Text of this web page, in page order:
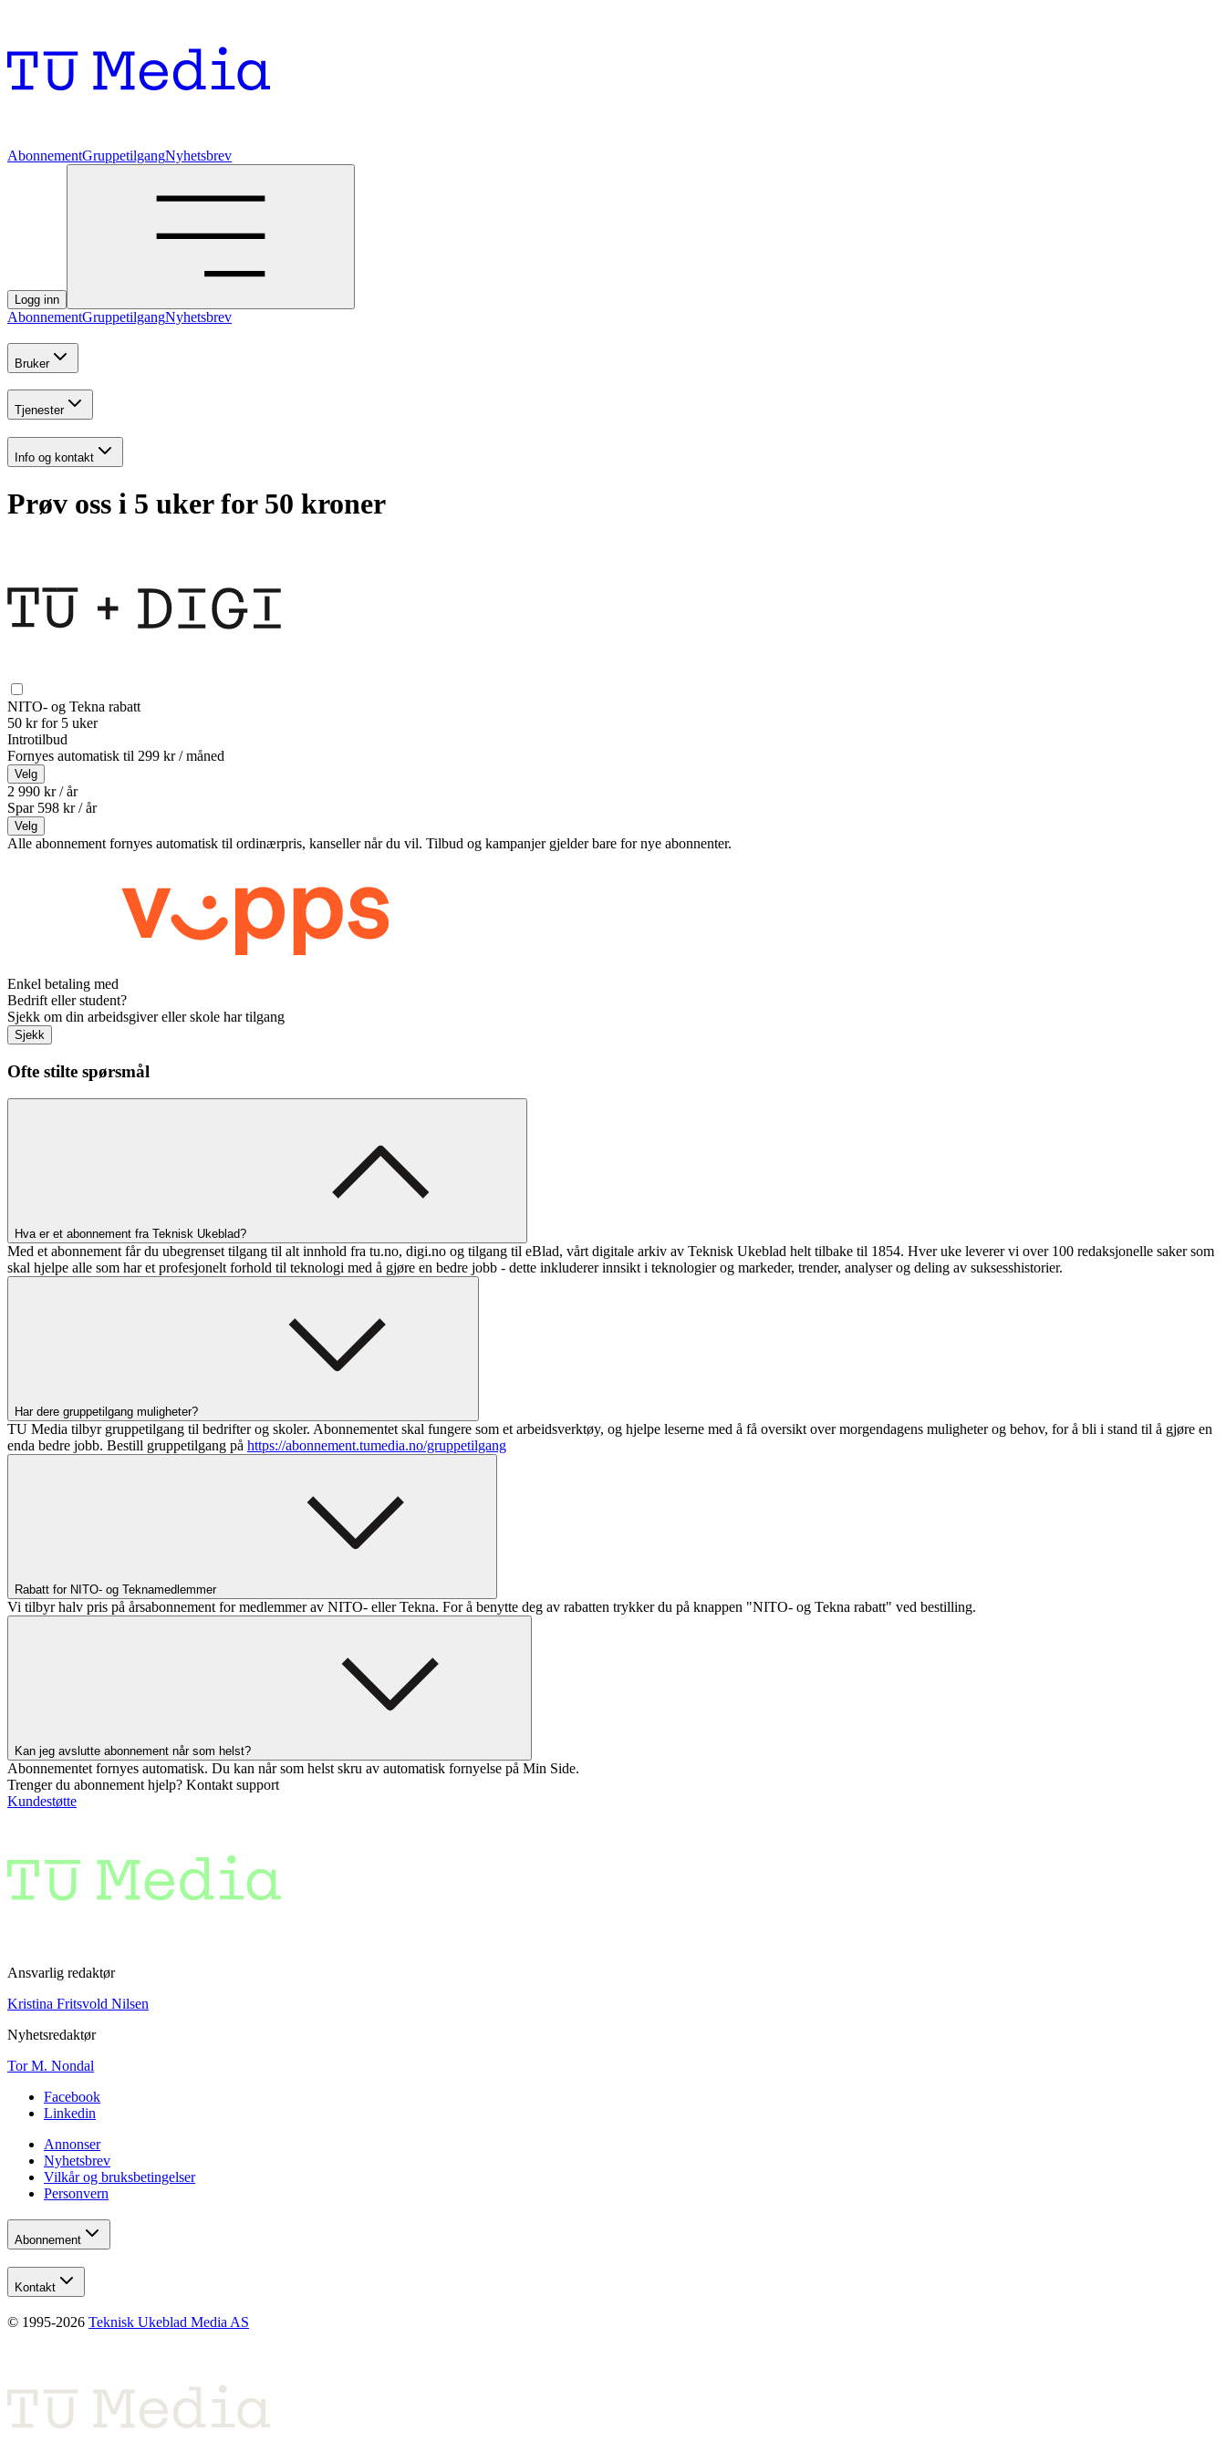
AbonnementGruppetilgangNyhetsbrev
Logg inn
AbonnementGruppetilgangNyhetsbrev
Bruker
Tjenester
Info og kontakt
Prøv oss i 5 uker for 50 kroner
NITO- og Tekna rabatt
50 kr for 5 uker
Introtilbud
Fornyes automatisk til 299 kr / måned
Velg
2 990 kr / år
Spar 598 kr /år
Velg
Alle abonnement fornyes automatisk til ordinærpris, kanseller når du vil. Tilbud og kampanjer gjelder bare for nye abonnenter.
Enkel betaling med
Bedrift eller student?
Sjekk om din arbeidsgiver eller skole har tilgang
Sjekk
Ofte stilte spørsmål
Hva er et abonnement fra Teknisk Ukeblad?
Med et abonnement får du ubegrenset tilgang til alt innhold fra tu.no, digi.no og tilgang til eBlad, vårt digitale arkiv av Teknisk Ukeblad helt tilbake til 1854. Hver uke leverer vi over 100 redaksjonelle saker som
skal hjelpe alle som har et profesjonelt forhold til teknologi med å gjøre en bedre jobb - dette inkluderer innsikt i teknologier og markeder, trender, analyser og deling av suksesshistorier.
Har dere gruppetilgang muligheter?
TU Media tilbyr gruppetilgang til bedrifter og skoler. Abonnementet skal fungere som et arbeidsverktøy, og hjelpe leserne med å få oversikt over morgendagens muligheter og behov, for å bli i stand til å gjøre en
enda bedre jobb. Bestill gruppetilgang på https://abonnement.tumedia.no/gruppetilgang
Rabatt for NITO- og Teknamedlemmer
Vi tilbyr halv pris på årsabonnement for medlemmer av NITO- eller Tekna. For å benytte deg av rabatten trykker du på knappen "NITO- og Tekna rabatt" ved bestilling.
Kan jeg avslutte abonnement når som helst?
Abonnementet fornyes automatisk. Du kan når som helst skru av automatisk fornyelse på Min Side.
Trenger du abonnement hjelp? Kontakt support
Kundestøtte
Ansvarlig redaktør
Kristina Fritsvold Nilsen
Nyhetsredaktør
Tor M. Nondal
Facebook
Linkedin
Annonser
Nyhetsbrev
Vilkår og bruksbetingelser
Personvern
Abonnement
Kontakt
© 1995-2026 Teknisk Ukeblad Media AS